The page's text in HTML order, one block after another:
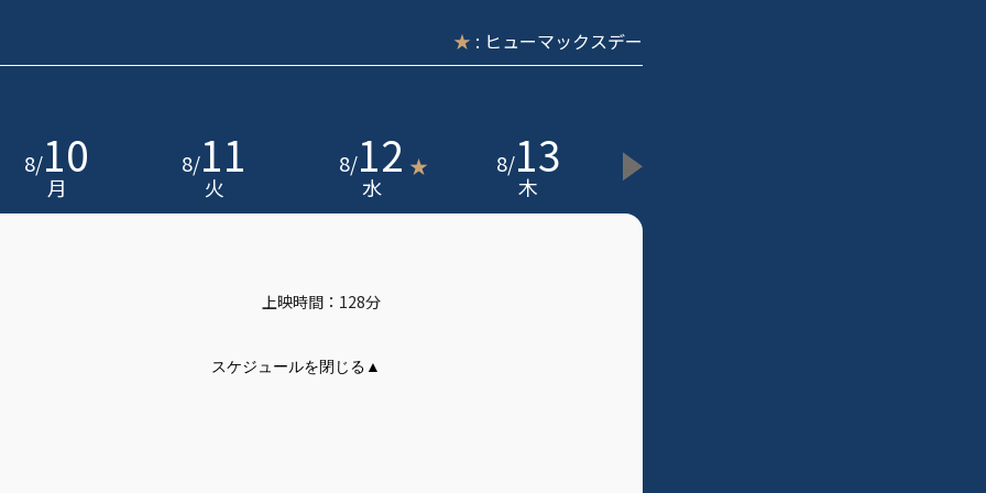
★ : ヒューマックスデー
8/10
月
8/11
火
8/12 ★
水
8/13
木
上映時間：128分